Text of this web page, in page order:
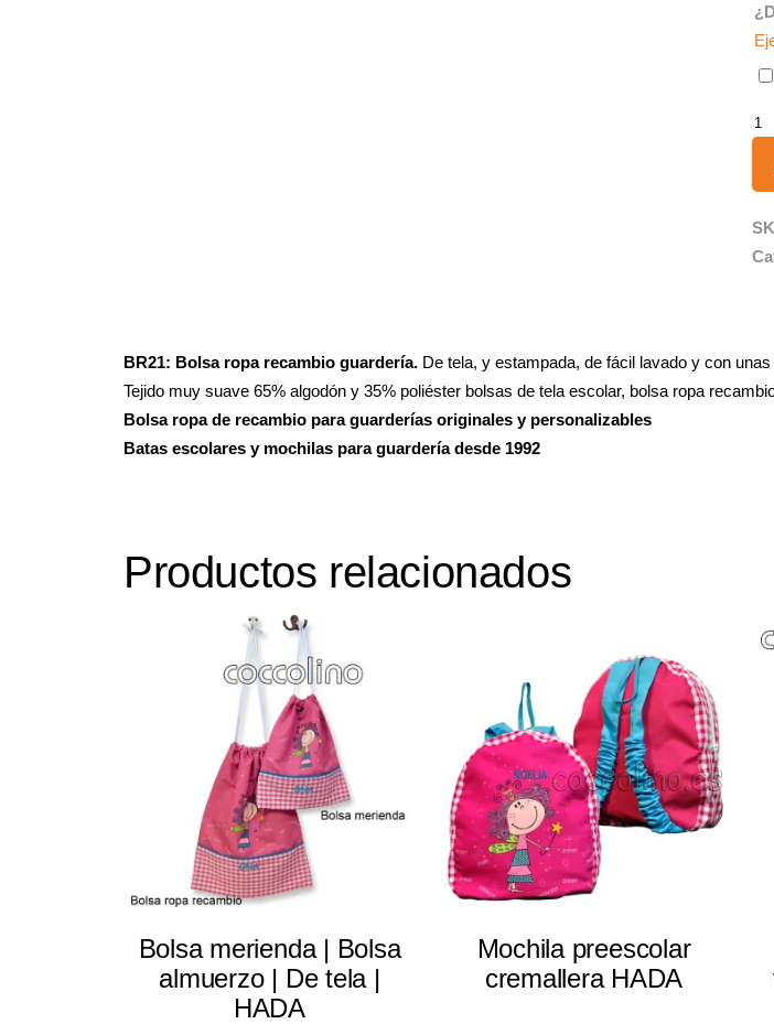
BR21: Bolsa ropa recambio guardería. De tela, y estampada, de fácil lavado y con
Tejido muy suave 65% algodón y 35% poliéster bolsas de tela escolar, bolsa ropa
Bolsa ropa de recambio para guarderías originales y personalizables
Batas escolares y mochilas para guardería desde 1992
Productos relacionados
Select options
Bolsa merienda | Bolsa
almuerzo | De tela |
HADA
Select options
Mochila preescolar
cremallera HADA